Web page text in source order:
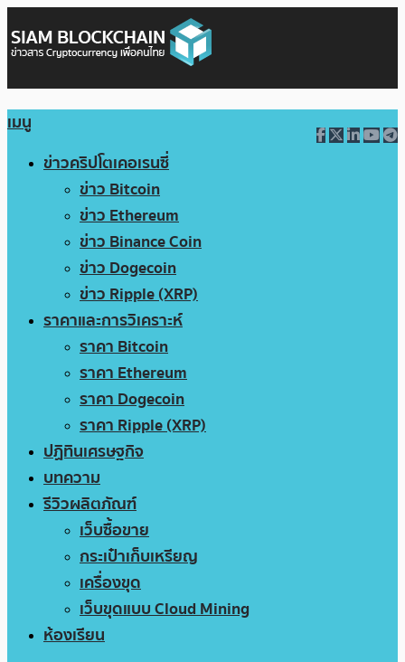
เมนู
ข่าวคริปโตเคอเรนซี่
ข่าว Bitcoin
ข่าว Ethereum
ข่าว Binance Coin
ข่าว Dogecoin
ข่าว Ripple (XRP)
ราคาและการวิเคราะห์
ราคา Bitcoin
ราคา Ethereum
ราคา Dogecoin
ราคา Ripple (XRP)
ปฏิทินเศรษฐกิจ
บทความ
รีวิวผลิตภัณฑ์
เว็บซื้อขาย
กระเป๋าเก็บเหรียญ
เครื่องขุด
เว็บขุดแบบ Cloud Mining
ห้องเรียน